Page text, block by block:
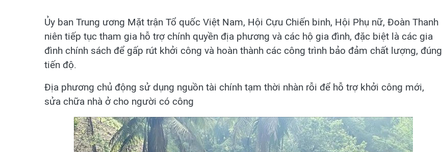
Ủy ban Trung ương Mặt trận Tổ quốc Việt Nam, Hội Cựu Chiến binh, Hội Phụ nữ, Đoàn Thanh
niên tiếp tục tham gia hỗ trợ chính quyền địa phương và các hộ gia đình, đặc biệt là các gia
đình chính sách để gấp rút khởi công và hoàn thành các công trình bảo đảm chất lượng, đúng
tiến độ.
Địa phương chủ động sử dụng nguồn tài chính tạm thời nhàn rỗi để hỗ trợ khởi công mới,
sửa chữa nhà ở cho người có công